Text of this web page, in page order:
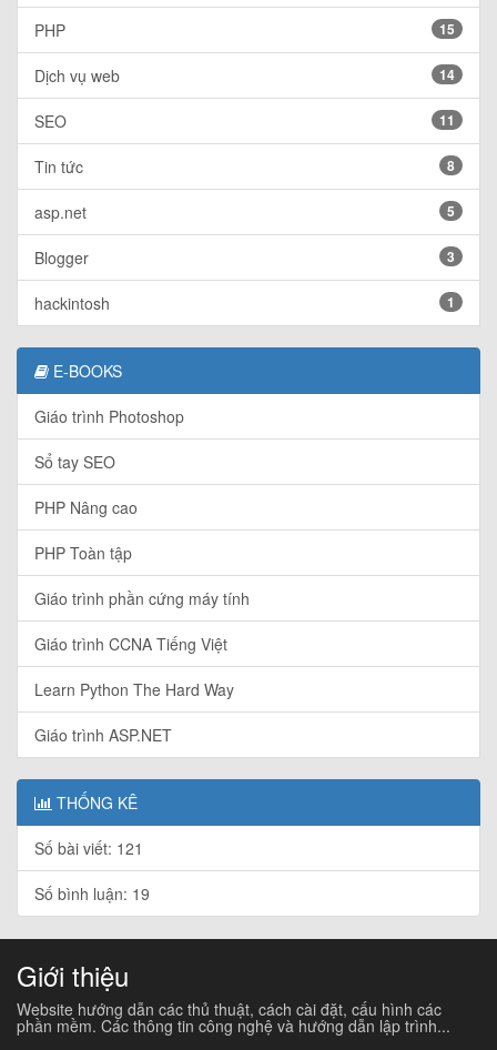
PHP 15
Dịch vụ web 14
SEO 11
Tin tức 8
asp.net 5
Blogger 3
hackintosh 1
E-BOOKS
Giáo trình Photoshop
Sổ tay SEO
PHP Nâng cao
PHP Toàn tập
Giáo trình phần cứng máy tính
Giáo trình CCNA Tiếng Việt
Learn Python The Hard Way
Giáo trình ASP.NET
THỐNG KÊ
Số bài viết: 121
Số bình luận: 19
Giới thiệu
Website hướng dẫn các thủ thuật, cách cài đặt, cấu hình các
phần mềm. Các thông tin công nghệ và hướng dẫn lập trình...